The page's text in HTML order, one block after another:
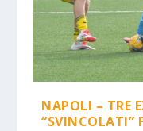
NAPOLI – TRE
“SVINCOLATI”